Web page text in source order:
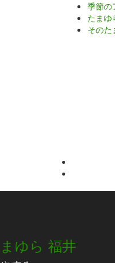
季節の
たまゆ
そのた
ゆら 福井